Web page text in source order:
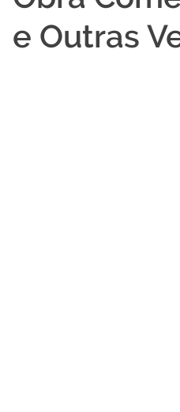
e Outras